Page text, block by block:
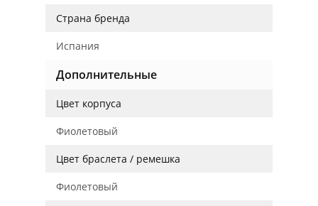
Страна бренда
Испания
Дополнительные
Цвет корпуса
Фиолетовый
Цвет браслета / ремешка
Фиолетовый